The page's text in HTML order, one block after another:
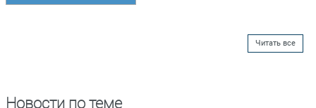
Читать все
Новости по теме